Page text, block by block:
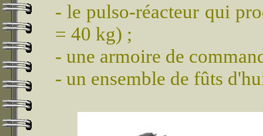
- le pulso-réacteur qui
= 40 kg) ;
- une armoire de
- un ensemble de fûts